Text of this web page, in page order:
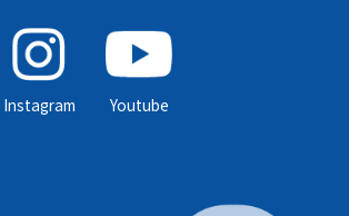
Instagram Youtube